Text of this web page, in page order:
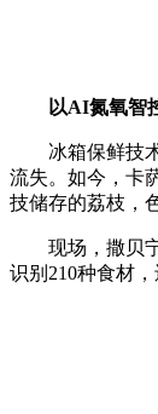
以AI氮氧智控
冰箱保鲜技术
流失。如今，卡
技储存的荔枝，
现场，撒贝宁
识别210种食材